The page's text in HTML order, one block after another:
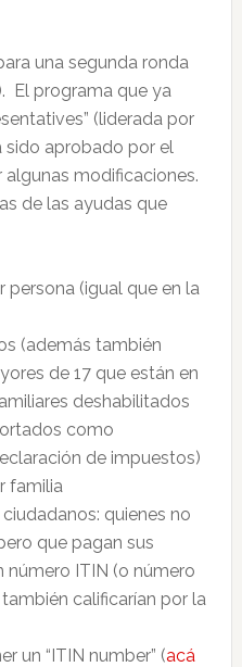
una segunda ronda
El programa que ya
(liderada por
sido aprobado por el
modificaciones.
de las ayudas que
persona (igual que en la
(además también
de 17 que están en
deshabilitados
como
de impuestos)
familia
quienes no
que pagan sus
número ITIN (o número
calificarían por la
un “ITIN number” (acá